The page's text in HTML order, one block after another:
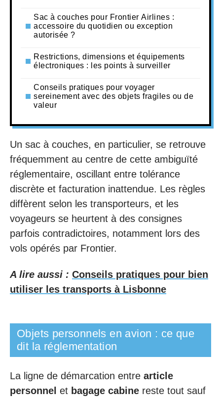
Sac à couches pour Frontier Airlines :
accessoire du quotidien ou exception
autorisée ?
Restrictions, dimensions et équipements
électroniques : les points à surveiller
Conseils pratiques pour voyager
sereinement avec des objets fragiles ou de
valeur
Un sac à couches, en particulier, se retrouve
fréquemment au centre de cette ambiguïté
réglementaire, oscillant entre tolérance
discrète et facturation inattendue. Les règles
diffèrent selon les transporteurs, et les
voyageurs se heurtent à des consignes
parfois contradictoires, notamment lors des
vols opérés par Frontier.
A lire aussi : Conseils pratiques pour bien
utiliser les transports à Lisbonne
Objets personnels en avion : ce que
dit la réglementation
La ligne de démarcation entre article
personnel et bagage cabine reste tout sauf